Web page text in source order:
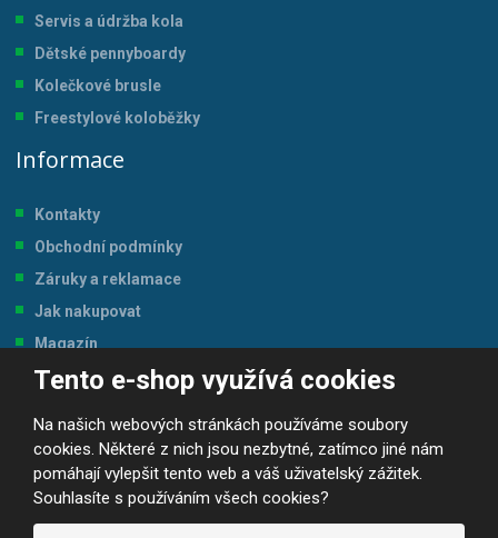
Tento e-shop využívá cookies
Na našich webových stránkách používáme soubory
cookies. Některé z nich jsou nezbytné, zatímco jiné nám
pomáhají vylepšit tento web a váš uživatelský zážitek.
Souhlasíte s používáním všech cookies?
Servis a údržba kola
Dětské pennyboardy
Kolečkové brusle
Freestylové koloběžky
Informace
Kontakty
Obchodní podmínky
Záruky a reklamace
Jak nakupovat
Magazín
Tabulka velikostí
© 2026, JP-SPORT.CZ SPORTOVNÍ POTŘEBY
Prohlášení o přístupnosti |Mapa stránek ||GDPR